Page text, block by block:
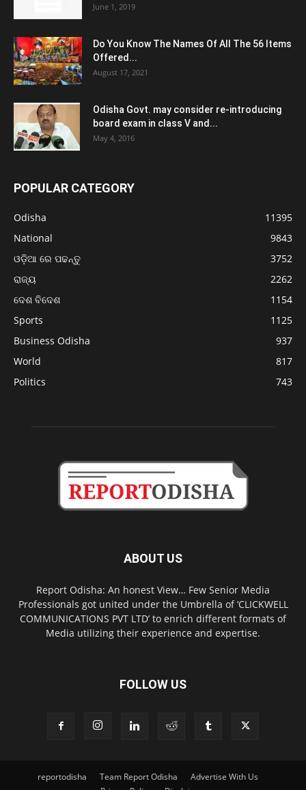
June 1, 2019
Do You Know The Names Of All The 56 Items
Offered...
August 17, 2021
Odisha Govt. may consider re-introducing
board exam in class V and...
May 4, 2016
POPULAR CATEGORY
Odisha
11395
National
9843
ଓଡ଼ିଆ ରେ ପଢନ୍ତୁ
3752
ରାଜ୍ୟ
2262
ଦେଶ ବିଦେଶ
1154
Sports
1125
Business Odisha
937
World
817
Politics
743
ABOUT US
Report Odisha: An honest View… Few Senior Media
Professionals got united under the Umbrella of ‘CLICKWELL
COMMUNICATIONS PVT LTD’ to enrich different formats of
Media utilizing their experience and expertise.
FOLLOW US
reportodisha Team Report Odisha
Advertise With Us